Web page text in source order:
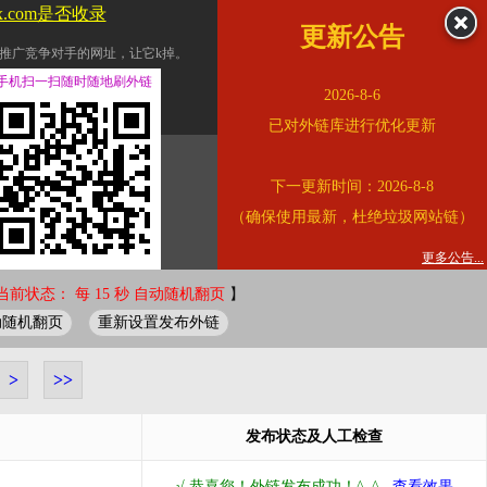
竞争对手的网址，让它k掉。
换友情链接。
的查询页面。
质量。
错误外链纠正
前状态： 每 15 秒 自动随机翻页 】
机翻页 重新设置发布外链
> >>
发布状态及人工检查
是否收录
更新公告
2026-8-6
已对外链库进行优化更新
下一更新时间：2026-8-8
（确保使用最新，杜绝垃圾网站链）
更多公告...
机扫一扫随时随地刷外链